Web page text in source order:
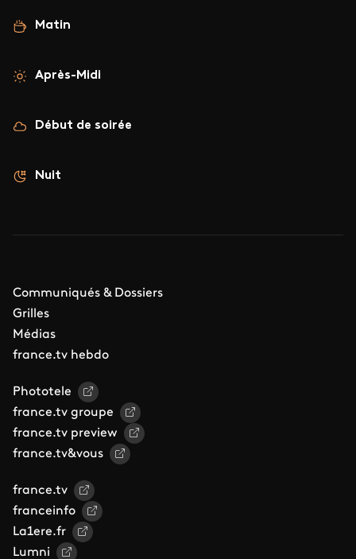
Matin
Après-Midi
Début de soirée
Nuit
Communiqués & Dossiers
Grilles
Médias
france.tv hebdo
Phototele
france.tv groupe
france.tv preview
france.tv&vous
france.tv
franceinfo
La1ere.fr
Lumni